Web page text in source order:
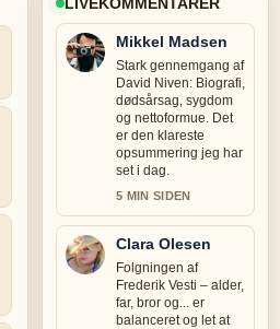
Mikkel Madsen
Stark gennemgang af
David Niven: Biografi,
dødsårsag, sygdom
og nettoformue. Det
er den klareste
opsummering jeg har
set i dag.
5 MIN SIDEN
Clara Olesen
Folgningen af
Frederik Vesti – alder,
far, bror og... er
balanceret og let at